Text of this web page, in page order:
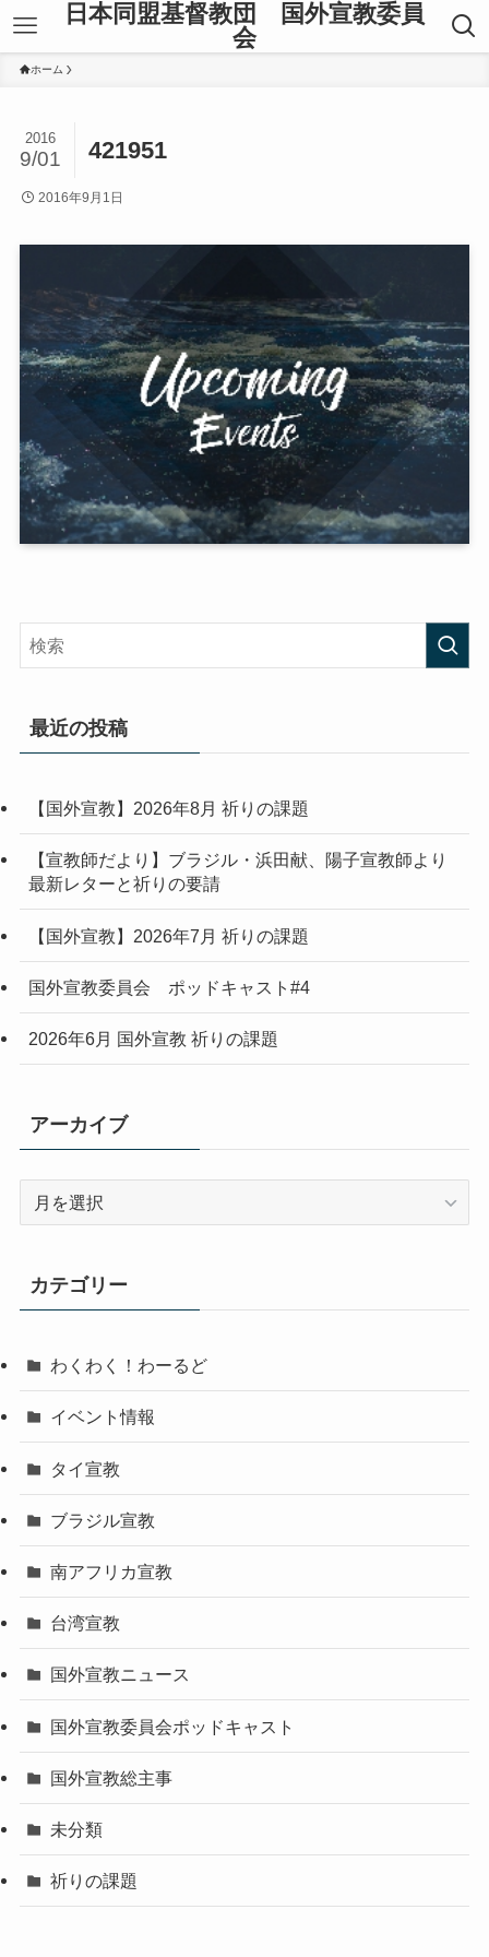
日本同盟基督教団 国外宣教委員
会
ホーム
421951
2016
9/01
2016年9月1日
最近の投稿
【国外宣教】2026年8月 祈りの課題
【宣教師だより】ブラジル・浜田献、陽子宣教師より
最新レターと祈りの要請
【国外宣教】2026年7月 祈りの課題
国外宣教委員会 ポッドキャスト#4
2026年6月 国外宣教 祈りの課題
アーカイブ
ブ
カテゴリー
わくわく！わーるど
イベント情報
タイ宣教
ブラジル宣教
南アフリカ宣教
台湾宣教
国外宣教ニュース
国外宣教委員会ポッドキャスト
国外宣教総主事
未分類
祈りの課題